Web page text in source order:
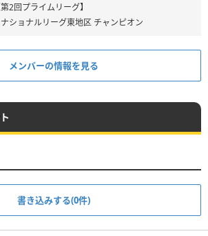
第2回プライムリーグ】
ナショナルリーグ東地区 チャンピオン
メンバーの情報を見る
書き込みする(0件)